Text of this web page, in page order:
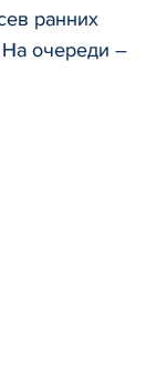
ранних
очереди –